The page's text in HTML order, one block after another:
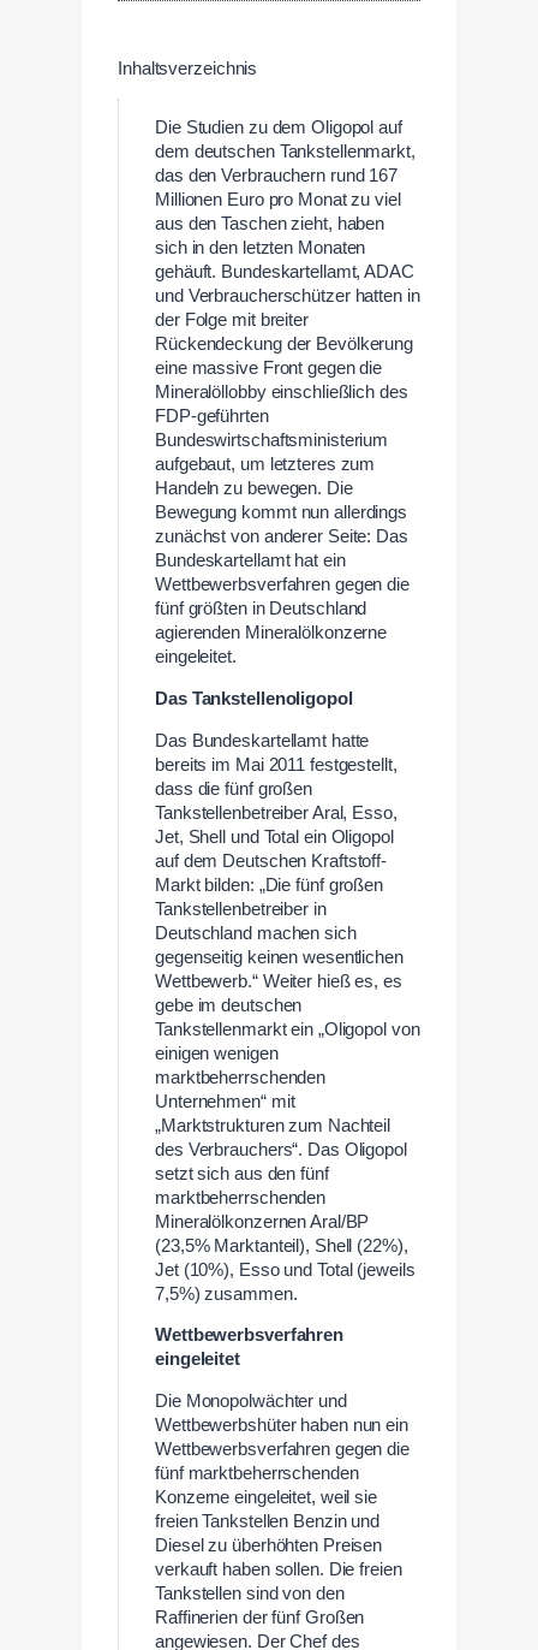
Inhaltsverzeichnis
Die Studien zu dem Oligopol auf
dem deutschen Tankstellenmarkt,
das den Verbrauchern rund 167
Millionen Euro pro Monat zu viel
aus den Taschen zieht, haben
sich in den letzten Monaten
gehäuft. Bundeskartellamt, ADAC
und Verbraucherschützer hatten in
der Folge mit breiter
Rückendeckung der Bevölkerung
eine massive Front gegen die
Mineralöllobby einschließlich des
FDP-geführten
Bundeswirtschaftsministerium
aufgebaut, um letzteres zum
Handeln zu bewegen. Die
Bewegung kommt nun allerdings
zunächst von anderer Seite: Das
Bundeskartellamt hat ein
Wettbewerbsverfahren gegen die
fünf größten in Deutschland
agierenden Mineralölkonzerne
eingeleitet.
Das Tankstellenoligopol
Das Bundeskartellamt hatte
bereits im Mai 2011 festgestellt,
dass die fünf großen
Tankstellenbetreiber Aral, Esso,
Jet, Shell und Total ein Oligopol
auf dem Deutschen Kraftstoff-
Markt bilden: „Die fünf großen
Tankstellenbetreiber in
Deutschland machen sich
gegenseitig keinen wesentlichen
Wettbewerb.“ Weiter hieß es, es
gebe im deutschen
Tankstellenmarkt ein „Oligopol von
einigen wenigen
marktbeherrschenden
Unternehmen“ mit
„Marktstrukturen zum Nachteil
des Verbrauchers“. Das Oligopol
setzt sich aus den fünf
marktbeherrschenden
Mineralölkonzernen Aral/BP
(23,5% Marktanteil), Shell (22%),
Jet (10%), Esso und Total (jeweils
7,5%) zusammen.
Wettbewerbsverfahren
eingeleitet
Die Monopolwächter und
Wettbewerbshüter haben nun ein
Wettbewerbsverfahren gegen die
fünf marktbeherrschenden
Konzerne eingeleitet, weil sie
freien Tankstellen Benzin und
Diesel zu überhöhten Preisen
verkauft haben sollen. Die freien
Tankstellen sind von den
Raffinerien der fünf Großen
angewiesen. Der Chef des